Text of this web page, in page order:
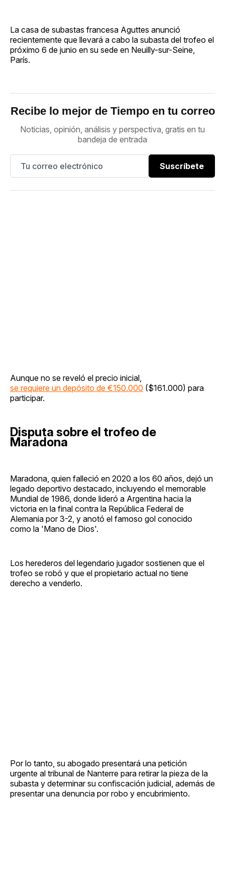
La casa de subastas francesa Aguttes anunció
recientemente que llevará a cabo la subasta del trofeo el
próximo 6 de junio en su sede en Neuilly-sur-Seine,
París.
Recibe lo mejor de Tiempo en tu correo
Noticias, opinión, análisis y perspectiva, gratis en tu
bandeja de entrada
Suscríbete
Aunque no se reveló el precio inicial,
se requiere un depósito de €150.000 ($161.000) para
participar.
Disputa sobre el trofeo de
Maradona
Maradona, quien falleció en 2020 a los 60 años, dejó un
legado deportivo destacado, incluyendo el memorable
Mundial de 1986, donde lideró a Argentina hacia la
victoria en la final contra la República Federal de
Alemania por 3-2, y anotó el famoso gol conocido
como la 'Mano de Dios'.
Los herederos del legendario jugador sostienen que el
trofeo se robó y que el propietario actual no tiene
derecho a venderlo.
Por lo tanto, su abogado presentará una petición
urgente al tribunal de Nanterre para retirar la pieza de la
subasta y determinar su confiscación judicial, además de
presentar una denuncia por robo y encubrimiento.